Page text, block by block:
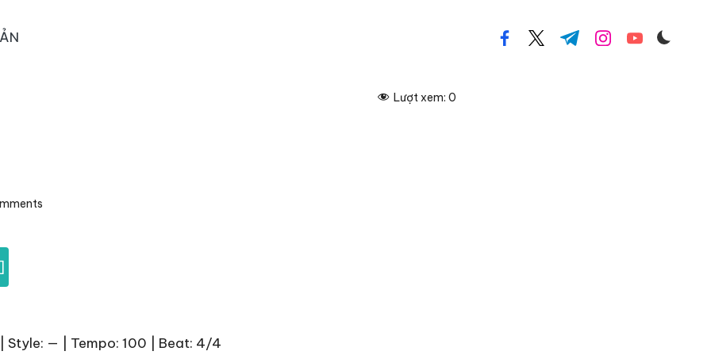
facebook.com
twitter.com
t.me instagram.com
youtube.com
Style: — | Tempo: 100 | Beat: 4/4
Lượt xem: 0